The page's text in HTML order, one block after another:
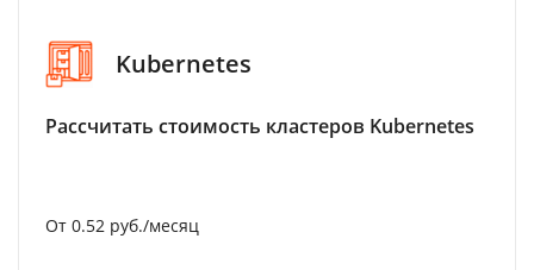
Kubernetes
Рассчитать стоимость кластеров Kubernetes
От 0.52 руб./месяц